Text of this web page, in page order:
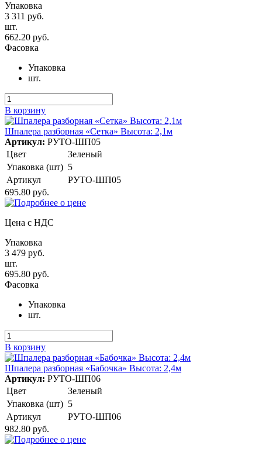
Упаковка
3 311 руб.
шт.
662.20 руб.
Фасовка
Упаковка
шт.
В корзину
Шпалера разборная «Сетка» Высота: 2,1м
Артикул: РУТО-ШП05
Цвет
Зеленый
Упаковка (шт) 5
Артикул
РУТО-ШП05
695.80 руб.
Цена с НДС
Упаковка
3 479 руб.
шт.
695.80 руб.
Фасовка
Упаковка
шт.
В корзину
Шпалера разборная «Бабочка» Высота: 2,4м
Артикул: РУТО-ШП06
Цвет
Зеленый
Упаковка (шт) 5
Артикул
РУТО-ШП06
982.80 руб.